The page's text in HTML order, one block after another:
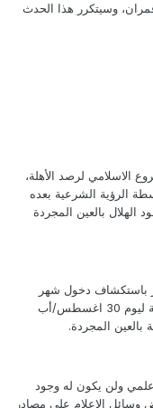
وسيتكرر هذا الحدث
لرصد الأهلة،
الرؤية الشرعية بعده
بالعين المجردة
باستكشاف دخول شهر
رمضان ليلة التاسع والعشرين من شعبان الموافقة ليوم 30 اغسطس/أب
ولن يكون له وجود
وسائل الإعلام على مصادر